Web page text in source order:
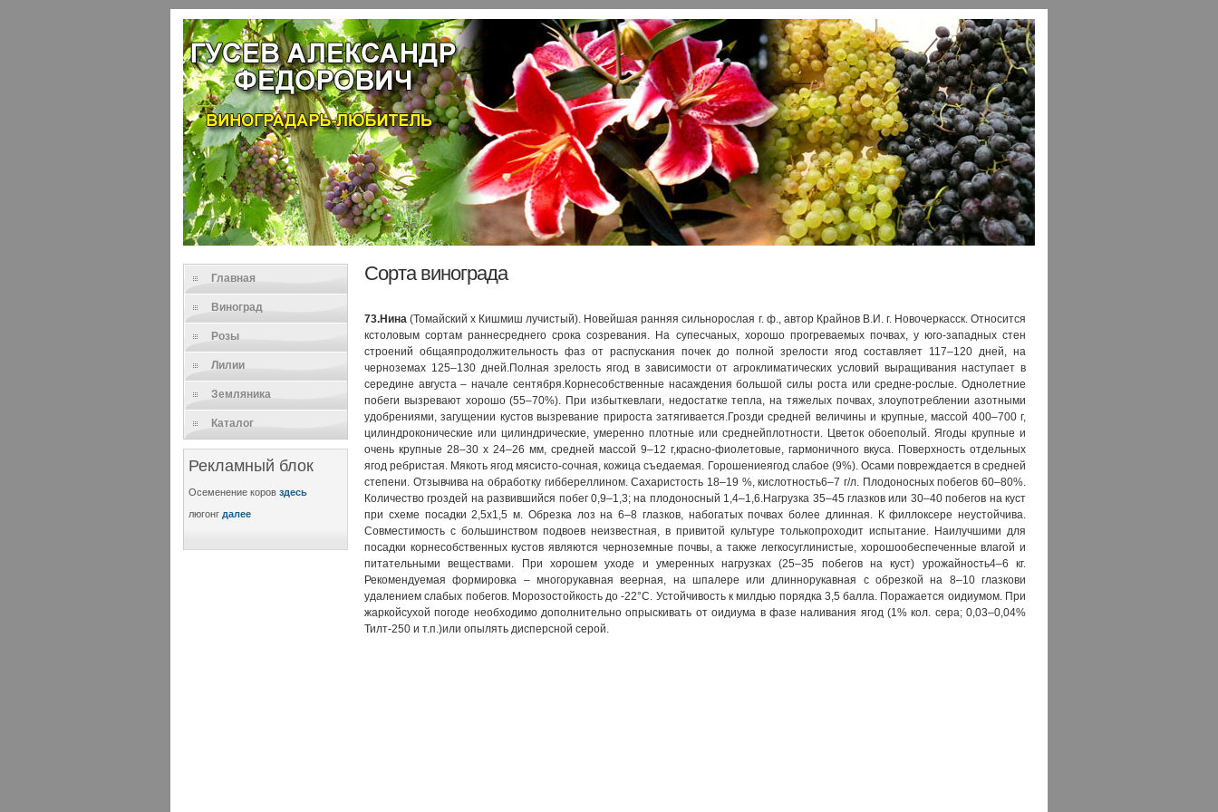
Главная
Виноград
Розы
Лилии
Земляника
Каталог
Рекламный блок
Осеменение коров здесь
люгонг далее
Сорта винограда
73.Нина (Томайский х Кишмиш лучистый). Новейшая ранняя сильнорослая г. ф., автор Крайнов В.И. г. Новочеркасск. Относится
кстоловым сортам раннесреднего срока созревания. На супесчаных, хорошо прогреваемых почвах, у юго-западных стен
строений общаяпродолжительность фаз от распускания почек до полной зрелости ягод составляет 117–120 дней, на
черноземах 125–130 дней.Полная зрелость ягод в зависимости от агроклиматических условий выращивания наступает в
середине августа – начале сентября.Корнесобственные насаждения большой силы роста или средне-рослые. Однолетние
побеги вызревают хорошо (55–70%). При избыткевлаги, недостатке тепла, на тяжелых почвах, злоупотреблении азотными
удобрениями, загущении кустов вызревание прироста затягивается.Грозди средней величины и крупные, массой 400–700 г,
цилиндроконические или цилиндрические, умеренно плотные или среднейплотности. Цветок обоеполый. Ягоды крупные и
очень крупные 28–30 х 24–26 мм, средней массой 9–12 г,красно-фиолетовые, гармоничного вкуса. Поверхность отдельных
ягод ребристая. Мякоть ягод мясисто-сочная, кожица съедаемая. Горошениеягод слабое (9%). Осами повреждается в средней
степени. Отзывчива на обработку гиббереллином. Сахаристость 18–19 %, кислотность6–7 г/л. Плодоносных побегов 60–80%.
Количество гроздей на развившийся побег 0,9–1,3; на плодоносный 1,4–1,6.Нагрузка 35–45 глазков или 30–40 побегов на куст
при схеме посадки 2,5х1,5 м. Обрезка лоз на 6–8 глазков, набогатых почвах более длинная. К филлоксере неустойчива.
Совместимость с большинством подвоев неизвестная, в привитой культуре толькопроходит испытание. Наилучшими для
посадки корнесобственных кустов являются черноземные почвы, а также легкосуглинистые, хорошообеспеченные влагой и
питательными веществами. При хорошем уходе и умеренных нагрузках (25–35 побегов на куст) урожайность4–6 кг.
Рекомендуемая формировка – многорукавная веерная, на шпалере или длиннорукавная с обрезкой на 8–10 глазкови
удалением слабых побегов. Морозостойкость до -22°С. Устойчивость к милдью порядка 3,5 балла. Поражается оидиумом. При
жаркойсухой погоде необходимо дополнительно опрыскивать от оидиума в фазе наливания ягод (1% кол. сера; 0,03–0,04%
Тилт-250 и т.п.)или опылять дисперсной серой.